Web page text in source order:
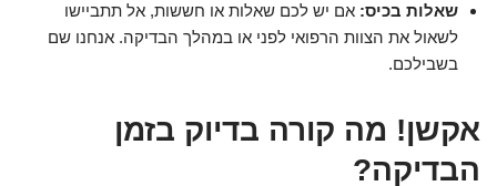
שאלות בכיס: אם יש לכם שאלות או חששות, אל תתביישו
לשאול את הצוות הרפואי לפני או במהלך הבדיקה. אנחנו שם
בשבילכם.
אקשן! מה קורה בדיוק בזמן
הבדיקה?